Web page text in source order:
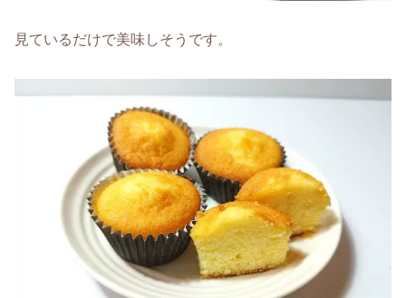
見ているだけで美味しそうです。